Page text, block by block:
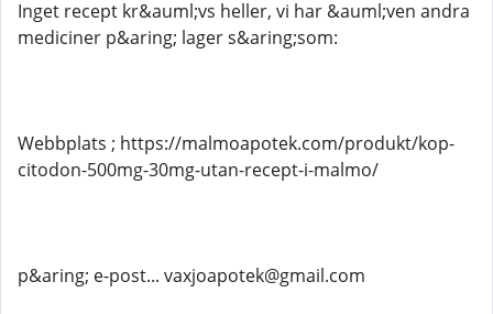
Inget recept kr&auml;vs heller, vi har &auml;ven andra
mediciner p&aring; lager s&aring;som:
Webbplats ; https://malmoapotek.com/produkt/kop-
citodon-500mg-30mg-utan-recept-i-malmo/
p&aring; e-post... vaxjoapotek@gmail.com